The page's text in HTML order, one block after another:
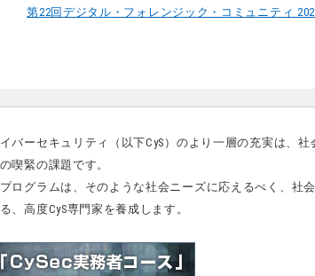
第22回デジタル・フォレンジック・コミュニティ
バーセキュリティ（以下CyS）のより一層の充実は、
喫緊の課題です。
ログラムは、そのような社会ニーズに応えるべく、社
、高度CyS専門家を養成します。